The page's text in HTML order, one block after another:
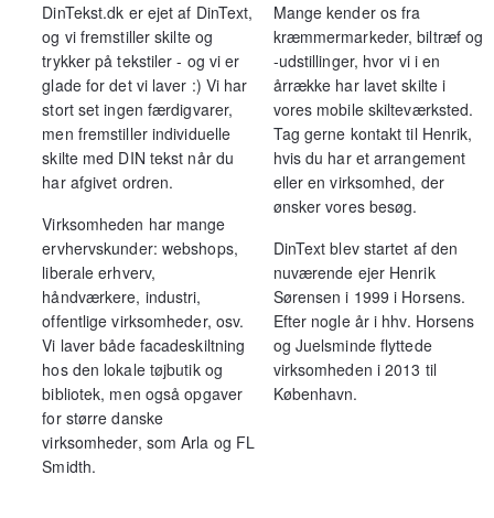
DinTekst.dk er ejet af DinText,
og vi fremstiller skilte og
trykker på tekstiler - og vi er
glade for det vi laver :) Vi har
stort set ingen færdigvarer,
men fremstiller individuelle
skilte med DIN tekst når du
har afgivet ordren.
Virksomheden har mange
ervhervskunder: webshops,
liberale erhverv,
håndværkere, industri,
offentlige virksomheder, osv.
Vi laver både facadeskiltning
hos den lokale tøjbutik og
bibliotek, men også opgaver
for større danske
virksomheder, som Arla og FL
Smidth.
Mange kender os fra
kræmmermarkeder, biltræf og
-udstillinger, hvor vi i en
årrække har lavet skilte i
vores mobile skilteværksted.
Tag gerne kontakt til Henrik,
hvis du har et arrangement
eller en virksomhed, der
ønsker vores besøg.
DinText blev startet af den
nuværende ejer Henrik
Sørensen i 1999 i Horsens.
Efter nogle år i hhv. Horsens
og Juelsminde flyttede
virksomheden i 2013 til
København.